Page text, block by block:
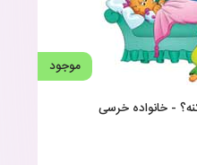
موجود
- خانواده خرسی